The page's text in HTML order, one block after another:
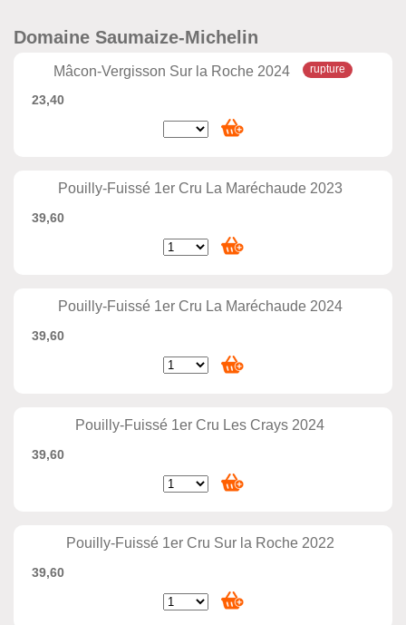
Domaine Saumaize-Michelin
Mâcon-Vergisson Sur la Roche 2024
23,40
Pouilly-Fuissé 1er Cru La Maréchaude 2023
39,60
Pouilly-Fuissé 1er Cru La Maréchaude 2024
39,60
Pouilly-Fuissé 1er Cru Les Crays 2024
39,60
Pouilly-Fuissé 1er Cru Sur la Roche 2022
39,60